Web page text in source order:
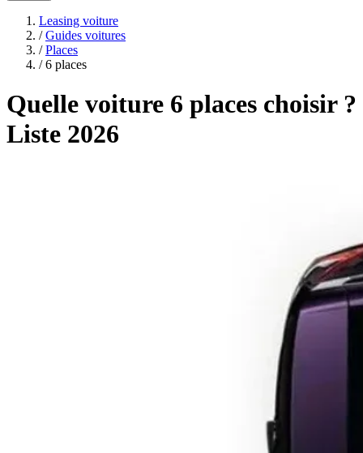
Leasing voiture
/ Guides voitures
/ Places
/ 6 places
Quelle voiture 6 places choisir ?
Liste 2026